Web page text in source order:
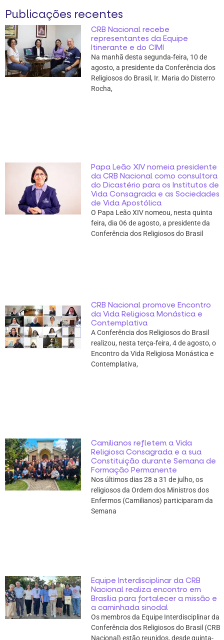
Publicações recentes
CRB Nacional recebe
representantes da Equipe
Itinerante e do CIMI
Na manhã desta segunda-feira, 10 de
agosto, a presidente da Conferência dos
Religiosos do Brasil, Ir. Maria do Disterro
Rocha,
Papa Leão XIV nomeia presidente
da CRB Nacional como consultora
do Dicastério para os Institutos de
Vida Consagrada e as Sociedades
de Vida Apostólica
O Papa Leão XIV nomeou, nesta quinta
feira, dia 06 de agosto, a presidente da
Conferência dos Religiosos do Brasil
CRB Nacional promove Encontro
da Vida Religiosa Monástica e
Contemplativa
A Conferência dos Religiosos do Brasil
realizou, nesta terça-feira, 4 de agosto, o
Encontro da Vida Religiosa Monástica e
Contemplativa,
Camilianos refletem a Vida
Religiosa Consagrada e a sua
Constituição durante Semana de
Formação Permanente
Nos últimos dias 28 a 31 de julho, os
religiosos da Ordem dos Ministros dos
Enfermos (Camilianos) participaram da
Semana
Equipe Interdisciplinar da CRB
Nacional realiza encontro em
Brasília para fortalecer a missão e
a caminhada sinodal
Os membros da Equipe Interdisciplinar da
Conferência dos Religiosos do Brasil (CRB
Nacional) estão reunidos, desde quinta-